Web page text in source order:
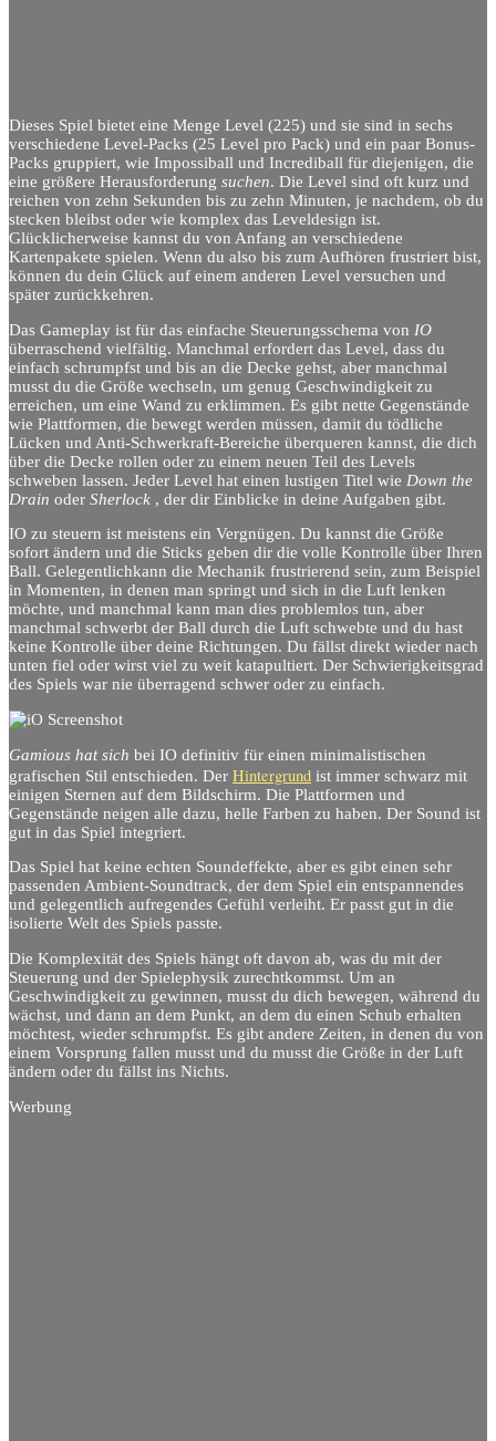
Dieses Spiel bietet eine Menge Level (225) und sie sind in sechs
verschiedene Level-Packs (25 Level pro Pack) und ein paar Bonus-
Packs gruppiert, wie Impossiball und Incrediball für diejenigen, die
eine größere Herausforderung suchen. Die Level sind oft kurz und
reichen von zehn Sekunden bis zu zehn Minuten, je nachdem, ob du
stecken bleibst oder wie komplex das Leveldesign ist.
Glücklicherweise kannst du von Anfang an verschiedene
Kartenpakete spielen. Wenn du also bis zum Aufhören frustriert bist,
können du dein Glück auf einem anderen Level versuchen und
später zurückkehren.
Das Gameplay ist für das einfache Steuerungsschema von IO
überraschend vielfältig. Manchmal erfordert das Level, dass du
einfach schrumpfst und bis an die Decke gehst, aber manchmal
musst du die Größe wechseln, um genug Geschwindigkeit zu
erreichen, um eine Wand zu erklimmen. Es gibt nette Gegenstände
wie Plattformen, die bewegt werden müssen, damit du tödliche
Lücken und Anti-Schwerkraft-Bereiche überqueren kannst, die dich
über die Decke rollen oder zu einem neuen Teil des Levels
schweben lassen. Jeder Level hat einen lustigen Titel wie Down the
Drain oder Sherlock , der dir Einblicke in deine Aufgaben gibt.
IO zu steuern ist meistens ein Vergnügen. Du kannst die Größe
sofort ändern und die Sticks geben dir die volle Kontrolle über Ihren
Ball. Gelegentlichkann die Mechanik frustrierend sein, zum Beispiel
in Momenten, in denen man springt und sich in die Luft lenken
möchte, und manchmal kann man dies problemlos tun, aber
manchmal schwerbt der Ball durch die Luft schwebte und du hast
keine Kontrolle über deine Richtungen. Du fällst direkt wieder nach
unten fiel oder wirst viel zu weit katapultiert. Der Schwierigkeitsgrad
des Spiels war nie überragend schwer oder zu einfach.
Gamious hat sich bei IO definitiv für einen minimalistischen
grafischen Stil entschieden. Der Hintergrund ist immer schwarz mit
einigen Sternen auf dem Bildschirm. Die Plattformen und
Gegenstände neigen alle dazu, helle Farben zu haben. Der Sound ist
gut in das Spiel integriert.
Das Spiel hat keine echten Soundeffekte, aber es gibt einen sehr
passenden Ambient-Soundtrack, der dem Spiel ein entspannendes
und gelegentlich aufregendes Gefühl verleiht. Er passt gut in die
isolierte Welt des Spiels passte.
Die Komplexität des Spiels hängt oft davon ab, was du mit der
Steuerung und der Spielephysik zurechtkommst. Um an
Geschwindigkeit zu gewinnen, musst du dich bewegen, während du
wächst, und dann an dem Punkt, an dem du einen Schub erhalten
möchtest, wieder schrumpfst. Es gibt andere Zeiten, in denen du von
einem Vorsprung fallen musst und du musst die Größe in der Luft
ändern oder du fällst ins Nichts.
Werbung